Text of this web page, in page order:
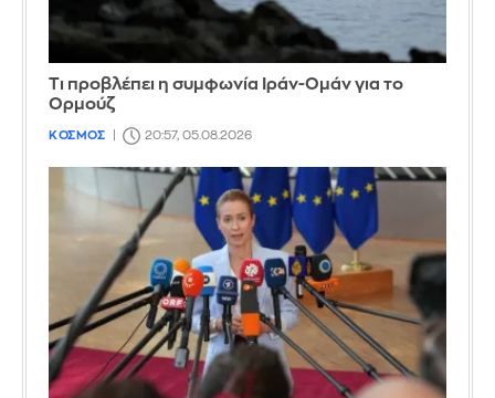
Τι προβλέπει η συμφωνία Ιράν-Ομάν για το
Ορμούζ
ΚΟΣΜΟΣ 20:57, 05.08.2026